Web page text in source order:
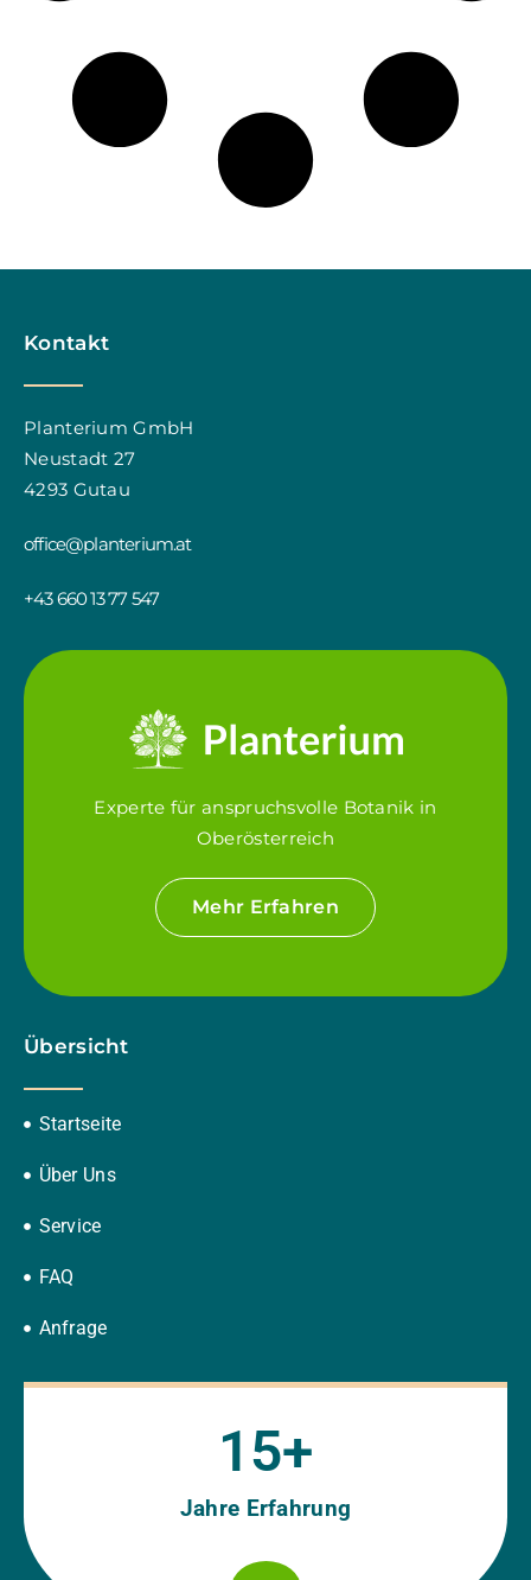
Kontakt
Planterium GmbH
Neustadt 27
4293 Gutau
office@planterium.at
+43 660 13 77 547
Experte für anspruchsvolle Botanik in
Oberösterreich
Mehr Erfahren
Übersicht
Startseite
Über Uns
Service
FAQ
Anfrage
Jahre Erfahrung
15+